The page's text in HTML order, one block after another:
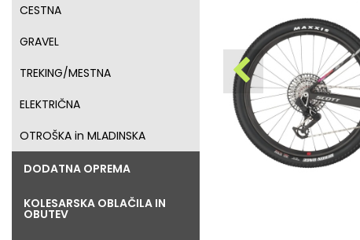
CESTNA
GRAVEL
TREKING/MESTNA
ELEKTRIČNA
OTROŠKA in MLADINSKA
DODATNA OPREMA
KOLESARSKA OBLAČILA IN
OBUTEV